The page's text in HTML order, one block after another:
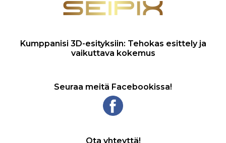
Kumppanisi 3D-esityksiin: Tehokas esittely ja
vaikuttava kokemus
Seuraa meitä Facebookissa!
Ota yhteyttä!